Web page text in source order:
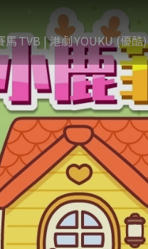
馬TVB | 港劇YOUKU (優酷)